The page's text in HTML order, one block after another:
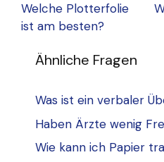
Welche Plotterfolie
ist am besten?
Ähnliche Fragen
Was ist ein verbaler
Haben Ärzte wenig
Wie kann ich Papier